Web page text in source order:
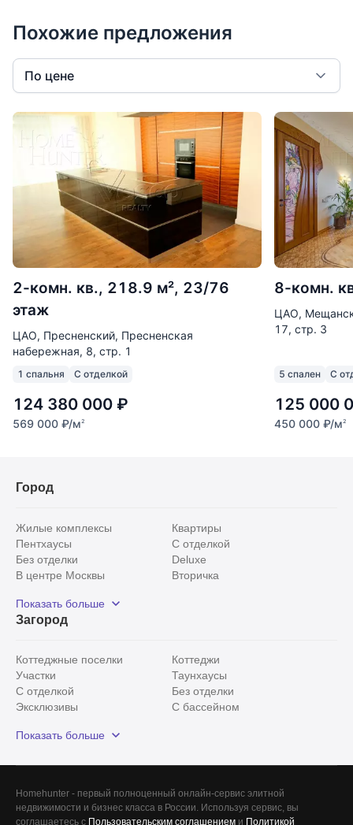
Похожие предложения
По цене
2-комн. кв., 218.9 м², 23/76
этаж
ЦАО, Пресненский, Пресненская
набережная, 8, стр. 1
1 спальня С отделкой
124 380 000 ₽
569 000 ₽/м2
8-комн.
ЦАО,
17, стр. 3
5 спален С
125 000
450 000 ₽/м2
Город
Жилые комплексы
Квартиры
Пентхаусы
С отделкой
Без отделки
Deluxe
В центре Москвы
Вторичка
Рядом с парком
С панорамными окнами
Показать больше
Загород
Коттеджные поселки
Коттеджи
Участки
Таунхаусы
С отделкой
Без отделки
Эксклюзивы
С бассейном
Красногорский район
Показать больше
Homehunter - первый полноценный онлайн-сервис элитной
недвижимости и бизнес класса в России. Используя сервис, вы
соглашаетесь с Пользовательским соглашением и Политикой
Сегодня